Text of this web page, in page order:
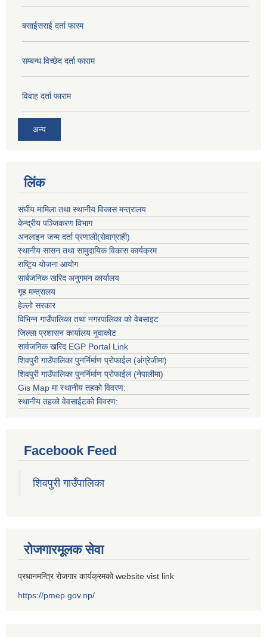
बसाईसराई दर्ता फारम
सम्बन्ध विच्छेद दर्ता फाराम
विवाह दर्ता फाराम
अन्य
लिंक
संघीय मामिला तथा स्थानीय विकास मन्त्रालय
केन्द्रीय पञ्जिकरण विभाग
अनलाइन जन्म दर्ता प्रणाली(सेवाग्राही)
स्थानीय सासन तथा सामुदायिक विकास कार्यक्रम
राष्टि्ृय योजना आयोग
सार्बजनिक खरिद अनुगमन कार्यालय
गृह मन्त्रालय
हेल्लो सरकार
विभिन्न गाउँपालिका तथा नगरपालिका को वेबसाइट
जिल्ला प्रशासन कार्यालय नुवाकोट
सार्वजनिक खरिद EGP Portal Link
शिवपुरी गाउँपालिका पुनर्निर्माण प्रोफाईल (अंग्रेजीमा)
शिवपुरी गाउँपालिका पुनर्निर्माण प्रोफाईल (नेपालीमा)
Gis Map मा स्थानीय तहको विवरण:
स्थानीय तहको वेवसाईटको विवरण:
Facebook Feed
शिवपुरी गाउँपालिका
रोजगारमूलक सेवा
प्रधानमन्त्रि रोजगार कार्यक्रमको website vist link
https://pmep.gov.np/